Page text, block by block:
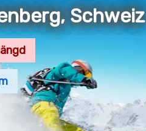
Schweiz